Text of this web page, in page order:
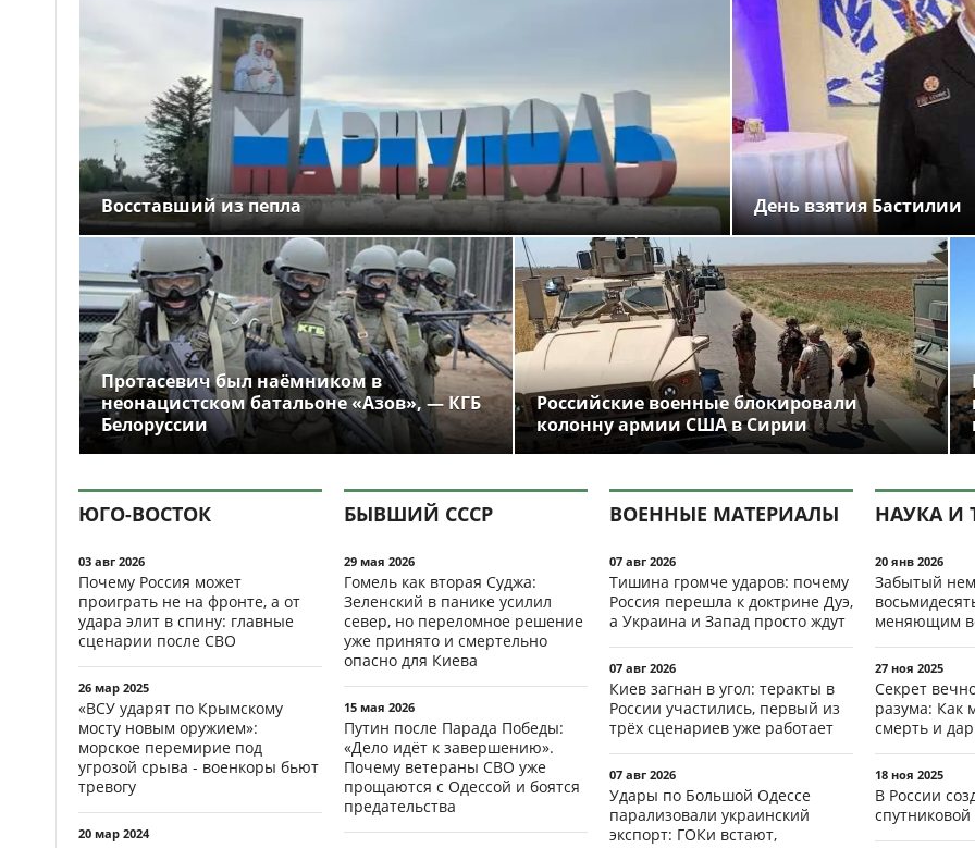
Восставший из пепла День взятия Бастилии
Протасевич был наёмником в
неонацистском батальоне «Азов», — КГБ
Белоруссии
Российские военные блокировали
колонну армии США в Сирии
ЮГО-ВОСТОК
03 авг 2026
Почему Россия может
проиграть не на фронте, а от
удара элит в спину: главные
сценарии после СВО
26 мар 2025
«ВСУ ударят по Крымскому
мосту новым оружием»:
морское перемирие под
угрозой срыва - военкоры бьют
тревогу
20 мар 2024
БЫВШИЙ СССР
29 мая 2026
Гомель как вторая Суджа:
Зеленский в панике усилил
север, но переломное решение
уже принято и смертельно
опасно для Киева
15 мая 2026
Путин после Парада Победы:
«Дело идёт к завершению».
Почему ветераны СВО уже
прощаются с Одессой и боятся
предательства
ВОЕННЫЕ МАТЕРИАЛЫ
07 авг 2026
Тишина громче ударов: почему
Россия перешла к доктрине Дуэ,
а Украина и Запад просто ждут
07 авг 2026
Киев загнан в угол: теракты в
России участились, первый из
трёх сценариев уже работает
07 авг 2026
Удары по Большой Одессе
парализовали украинский
экспорт: ГОКи встают,
НАУКА И
20 янв 2026
Забытый
меняющим
27 ноя 2025
Секрет
разума: Как
смерть и
18 ноя 2025
В России